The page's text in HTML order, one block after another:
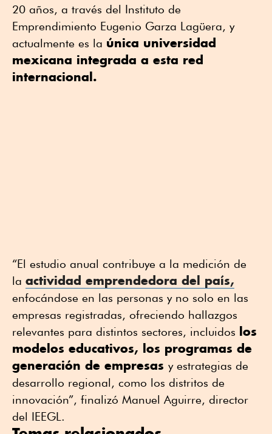
20 años, a través del Instituto de
Emprendimiento Eugenio Garza Lagüera, y
actualmente es la única universidad
mexicana integrada a esta red
internacional.
“El estudio anual contribuye a la medición de
la actividad emprendedora del país,
enfocándose en las personas y no solo en las
empresas registradas, ofreciendo hallazgos
relevantes para distintos sectores, incluidos los
modelos educativos, los programas de
generación de empresas y estrategias de
desarrollo regional, como los distritos de
innovación”, finalizó Manuel Aguirre, director
del IEEGL.